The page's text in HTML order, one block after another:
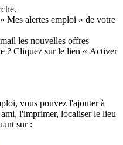
Mes alertes emploi » de votre
les nouvelles offres
? Cliquez sur le lien « Activer
vous pouvez l'ajouter à
l'imprimer, localiser le lieu
sur :